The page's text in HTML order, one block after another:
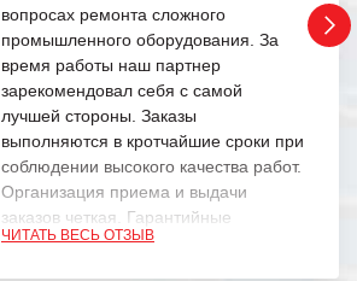
вопросах ремонта сложного
промышленного оборудования. За
время работы наш партнер
зарекомендовал себя с самой
лучшей стороны. Заказы
выполняются в кротчайшие сроки при
соблюдении высокого качества работ.
Организация приема и выдачи
заказов четкая. Гарантийные
обязательства выполняются в
ЧИТАТЬ ВЕСЬ ОТЗЫВ